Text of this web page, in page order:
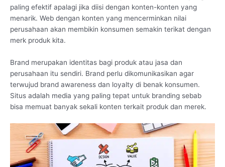
paling efektif apalagi jika diisi dengan konten-konten yang
menarik. Web dengan konten yang mencerminkan nilai
perusahaan akan membikin konsumen semakin terikat dengan
merk produk kita.
Brand merupakan identitas bagi produk atau jasa dan
perusahaan itu sendiri. Brand perlu dikomunikasikan agar
terwujud brand awareness dan loyalty di benak konsumen.
Situs adalah media yang paling tepat untuk branding sebab
bisa memuat banyak sekali konten terkait produk dan merek.